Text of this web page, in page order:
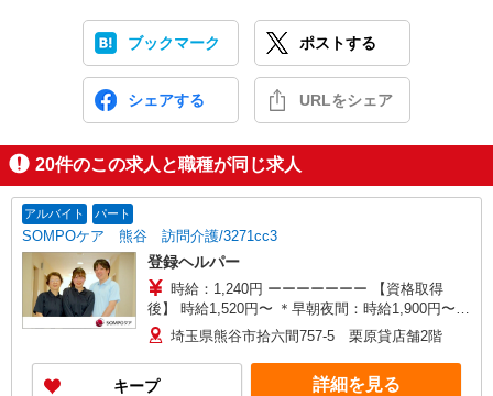
ブックマーク ポストする
シェアする URLをシェア
20件のこの求人と職種が同じ求人
アルバイト パート
SOMPOケア 熊谷 訪問介護/3271cc3
登録ヘルパー
時給：1,240円 ーーーーーーー 【資格取得
後】 時給1,520円〜 ＊早朝夜間：時給1,900円〜
＊日曜祝日：時給1,820円〜 ーーーーーーー
埼玉県熊谷市拾六間757-5 栗原貸店舗2階
キープ 詳細を見る